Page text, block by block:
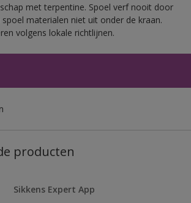
met terpentine. Spoel verf nooit door
materialen niet uit onder de kraan.
volgens lokale richtlijnen.
producten
Sikkens Expert App